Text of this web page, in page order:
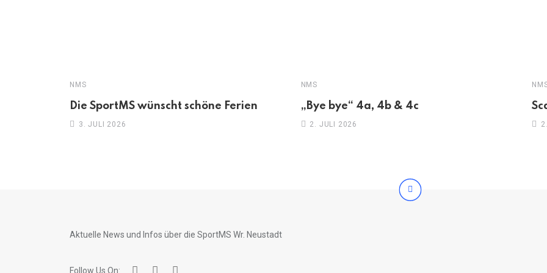
NMS
Die SportMS wünscht schöne Ferien
3. JULI 2026
NMS
„Bye bye“ 4a, 4b & 4c
2. JULI 2026
Aktuelle News und Infos über die SportMS Wr. Neustadt
Follow Us On: